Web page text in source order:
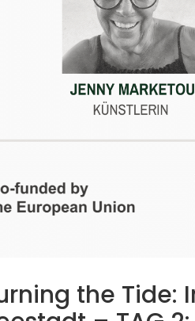
the Tide: